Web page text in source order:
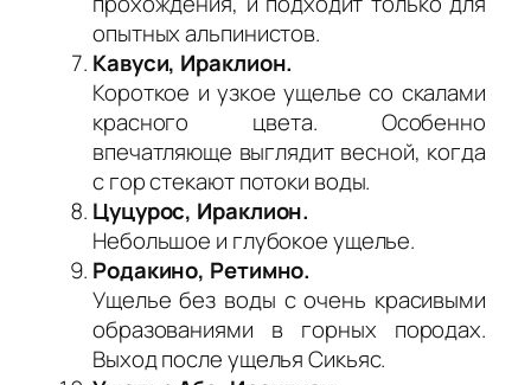
опытных альпинистов.
Кавуси, Ираклион.
Короткое и узкое ущелье со скалами
красного цвета. Особенно
впечатляюще выглядит весной, когда
с гор стекают потоки воды.
Цуцурос, Ираклион.
Небольшое и глубокое ущелье.
Родакино, Ретимно.
Ущелье без воды с очень красивыми
образованиями в горных породах.
Выход после ущелья Сикьяс.